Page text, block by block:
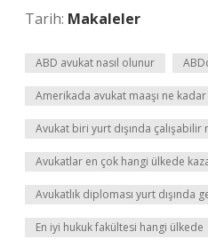
Tarih: Makaleler
ABD avukat nasıl olunur
Amerikada avukat maaşı ne kadar
Avukat biri yurt dışında çalışabilir
Avukatlar en çok hangi ülkede
Avukatlık diploması yurt dışında
En iyi hukuk fakültesi hangi ülkede